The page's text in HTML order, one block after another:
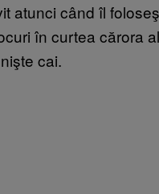
atunci când îl
în curtea cărora
cai.